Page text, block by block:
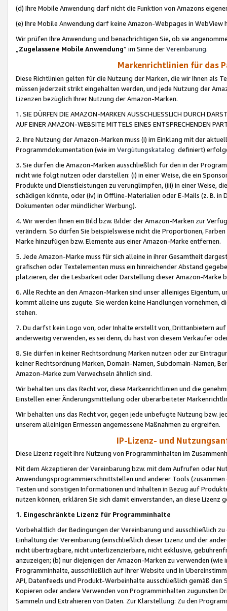
(d) Ihre Mobile Anwendung darf nicht die Funktion von Amazons
(e) Ihre Mobile Anwendung darf keine Amazon-Webpages in WebView
Wir prüfen Ihre Anwendung und benachrichtigen Sie, ob sie
„Zugelassene Mobile Anwendung“ im Sinne derVereinbarung.
Markenrichtlinien für das
Diese Richtlinien gelten für die Nutzung der Marken, die wir Ihnen als
müssen jederzeit strikt eingehalten werden, und jede Nutzung der
Lizenzen bezüglich Ihrer Nutzung der Amazon-Marken.
1. SIE DÜRFEN DIE AMAZON-MARKEN AUSSCHLIESSLICH DURCH
AUF EINER AMAZON-WEBSITE MITTELS EINES ENTSPRECHENDEN
2. Ihre Nutzung der Amazon-Marken muss (i) im Einklang mit der
Programmdokumentation (wie im Vergütungskatalog definiert)
3. Sie dürfen die Amazon-Marken ausschließlich für den in der
nicht wie folgt nutzen oder darstellen: (i) in einer Weise, die ein
Produkte und Dienstleistungen zu verunglimpfen, (iii) in einer Weise,
schädigen könnte, oder (iv) in Offline-Materialien oder E-Mails (z. B. in
Dokumenten oder mündlicher Werbung).
4. Wir werden Ihnen ein Bild bzw. Bilder der Amazon-Marken zur
verändern. So dürfen Sie beispielsweise nicht die Proportionen,
Marke hinzufügen bzw. Elemente aus einer Amazon-Marke entfernen.
5. Jede Amazon-Marke muss für sich alleine in ihrer Gesamtheit
grafischen oder Textelementen muss ein hinreichender Abstand
platzieren, der die Lesbarkeit oder Darstellung dieser Amazon-Marke
6. Alle Rechte an den Amazon-Marken sind unser alleiniges
kommt alleine uns zugute. Sie werden keine Handlungen vornehmen,
stehen.
7. Du darfst kein Logo von, oder Inhalte erstellt von,Drittanbietern auf
anderweitig verwenden, es sei denn, du hast von diesem Verkäufer
8. Sie dürfen in keiner Rechtsordnung Marken nutzen oder zur
keiner Rechtsordnung Marken, Domain-Namen, Subdomain-Namen,
Amazon-Marke zum Verwechseln ähnlich sind.
Wir behalten uns das Recht vor, diese Markenrichtlinien und die
Einstellen einer Änderungsmitteilung oder überarbeiteter
Wir behalten uns das Recht vor, gegen jede unbefugte Nutzung bzw.
unserem alleinigen Ermessen angemessene Maßnahmen zu ergreifen.
IP-Lizenz- und
Diese Lizenz regelt Ihre Nutzung von Programminhalten im
Mit dem Akzeptieren der Vereinbarung bzw. mit dem Aufrufen oder
Anwendungsprogrammierschnittstellen und anderer Tools (zusammen
Texten und sonstigen Informationen und Inhalten in Bezug auf
nutzen können, erklären Sie sich damit einverstanden, an diese Lizenz
1. Eingeschränkte Lizenz für Programminhalte
Vorbehaltlich der Bedingungen der Vereinbarung und ausschließlich
Einhaltung der Vereinbarung (einschließlich dieser Lizenz und der
nicht übertragbare, nicht unterlizenzierbare, nicht exklusive,
anzuzeigen; (b) nur diejenigen der Amazon-Marken zu verwenden
Programminhalte, ausschließlich auf Ihrer Website und in
API, Datenfeeds und Produkt-Werbeinhalte ausschließlich gemäß
Kopieren oder andere Verwenden von Programminhalten zugunsten
Sammeln und Extrahieren von Daten. Zur Klarstellung: Zu den